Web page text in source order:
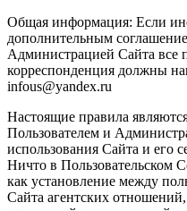
Общая информация: Если
дополнительным
Администрацией Сайта все
корреспонденция должны
infous@yandex.ru
Настоящие правила
Пользователем и
использования Сайта и его
Ничто в Пользовательском
как установление между
Сайта агентских